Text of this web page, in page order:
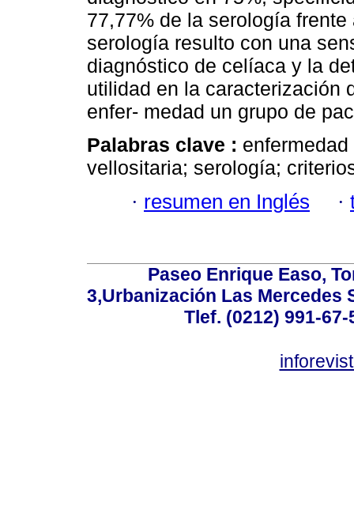
77,77% de la serología
serología resulto con una
diagnóstico de celíaca y la
utilidad en la caracterización
enfer- medad un grupo de
Palabras clave :
vellositaria; serología;
· resumen en Inglés ·
Paseo Enrique Easo,
3,Urbanización Las Mercedes
Tlef. (0212) 991-